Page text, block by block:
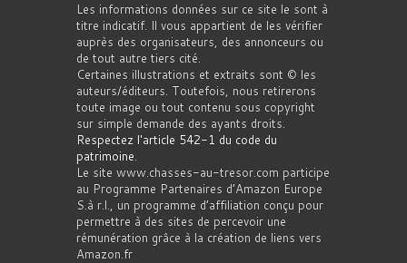
Les informations données sur ce site le sont à
titre indicatif. Il vous appartient de les vérifier
auprès des organisateurs, des annonceurs ou
de tout autre tiers cité.
Certaines illustrations et extraits sont © les
auteurs/éditeurs. Toutefois, nous retirerons
toute image ou tout contenu sous copyright
sur simple demande des ayants droits.
Respectez l'article 542-1 du code du
patrimoine.
Le site www.chasses-au-tresor.com participe
au Programme Partenaires d’Amazon Europe
S.à r.l., un programme d’affiliation conçu pour
permettre à des sites de percevoir une
rémunération grâce à la création de liens vers
Amazon.fr